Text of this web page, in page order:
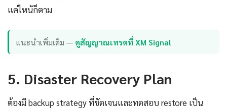
แค่ไหนัก็ตาม
แนะนำเพิ่มเติม — ดูสัญญาณเทรดที่ XM Signal
5. Disaster Recovery Plan
ต้องมี backup strategy ที่ชัดเจนและทดสอบ restore เป็น